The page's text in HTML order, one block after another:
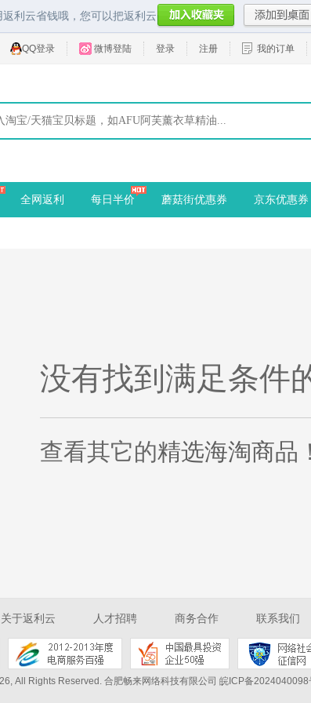
利云省钱哦，您可以把返利云
QQ登录 微博登陆 登录 注册 我的订单
全网返利 每日半价 蘑菇街优惠券 京东优惠券
没有找到满足条件
查看其它的精选海淘商品 ！
关于返利云 人才招聘 商务合作 联系我们
All Rights Reserved. 合肥畅来网络科技有限公司 皖ICP备2024040098